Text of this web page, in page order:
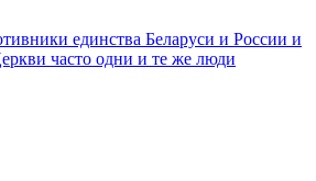
единства Беларуси и России и
часто одни и те же люди